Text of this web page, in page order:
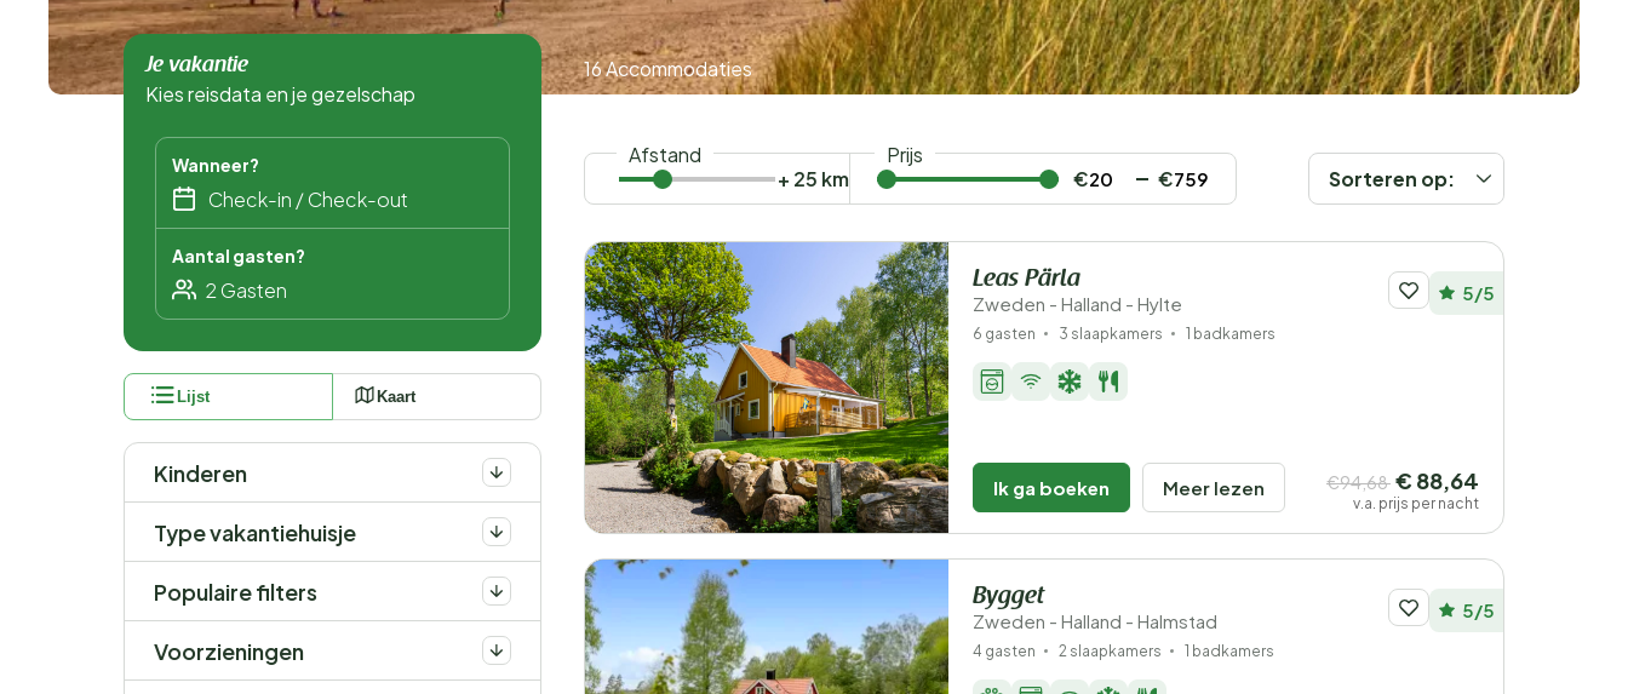
Je vakantie
Kies reisdata en je gezelschap
Wanneer?
Aantal gasten?
Lijst Kaart
Kinderen
Type vakantiehuisje
Populaire filters
Voorzieningen
16 Accommodaties
Afstand
+ 25 km
Prijs
€
€ Sorteren op:
Leas Pärla
Zweden - Halland - Hylte 5/5
6 gasten 3 slaapkamers 1 badkamers
Ik ga boeken Meer lezen €94,68 € 88,64
v.a. prijs per nacht
Bygget
Zweden - Halland - Halmstad 5/5
4 gasten 2 slaapkamers 1 badkamers